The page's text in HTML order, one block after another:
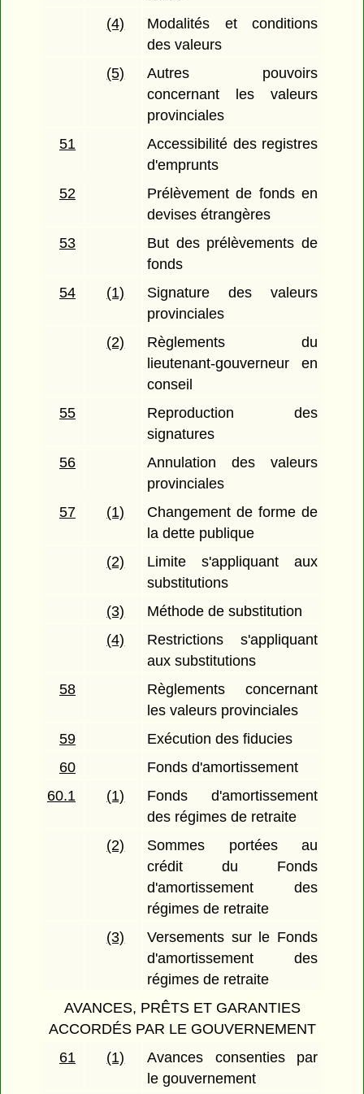
(4)
Modalités et conditions
des valeurs
(5)
Autres pouvoirs
concernant les valeurs
provinciales
51
Accessibilité des registres
d'emprunts
52
Prélèvement de fonds en
devises étrangères
53
But des prélèvements de
fonds
54
(1)
Signature des valeurs
provinciales
(2)
Règlements du
lieutenant-gouverneur en
conseil
55
Reproduction des
signatures
56
Annulation des valeurs
provinciales
57
(1)
Changement de forme de
la dette publique
(2)
Limite s'appliquant aux
substitutions
(3)
Méthode de substitution
(4)
Restrictions s'appliquant
aux substitutions
58
Règlements concernant
les valeurs provinciales
59
Exécution des fiducies
60
Fonds d'amortissement
60.1
(1)
Fonds d'amortissement
des régimes de retraite
(2)
Sommes portées au
crédit du Fonds
d'amortissement des
régimes de retraite
(3)
Versements sur le Fonds
d'amortissement des
régimes de retraite
AVANCES, PRÊTS ET GARANTIES
ACCORDÉS PAR LE GOUVERNEMENT
61
(1)
Avances consenties par
le gouvernement